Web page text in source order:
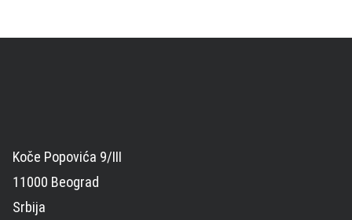
Koče Popovića 9/III
11000 Beograd
Srbija